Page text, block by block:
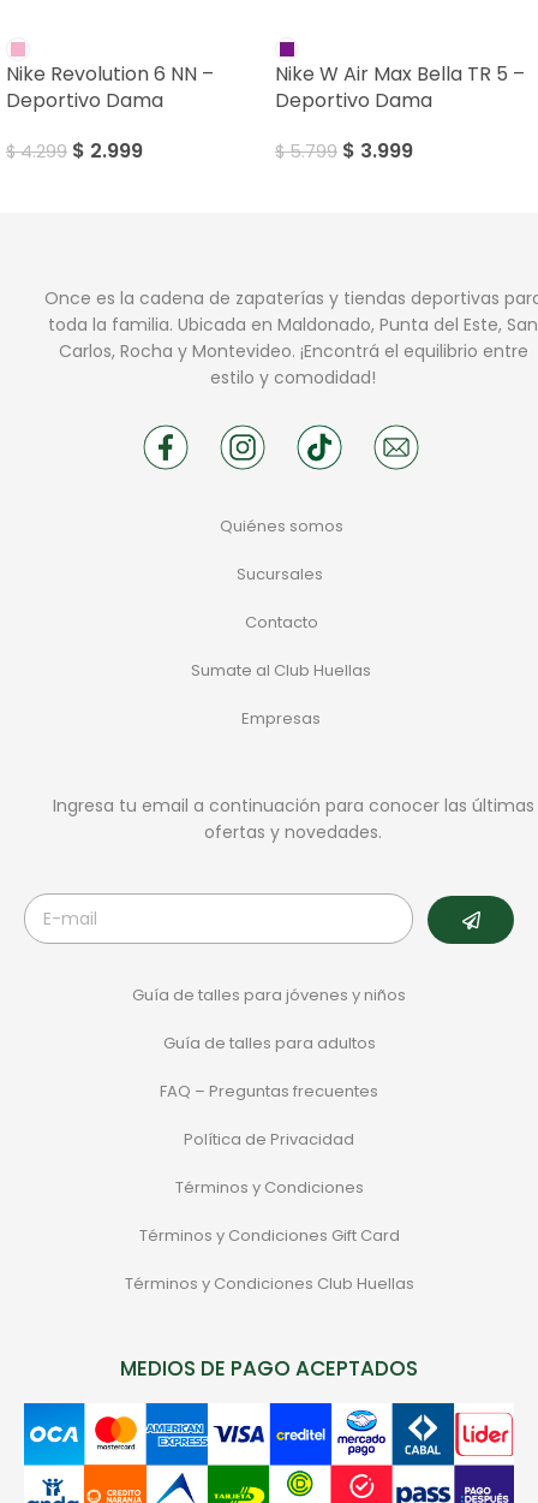
Nike Revolution 6 NN –
Deportivo Dama
$4.299 $ 2.999
Nike W Air Max Bella TR 5 –
Deportivo Dama
$5.799 $ 3.999
Once es la cadena de zapaterías y tiendas deportivas
toda la familia. Ubicada en Maldonado, Punta del Este, San
Carlos, Rocha y Montevideo. ¡Encontrá el equilibrio entre
estilo y comodidad!
Quiénes somos
Sucursales
Contacto
Sumate al Club Huellas
Empresas
Ingresa tu email a continuación para conocer las últimas
ofertas y novedades.
Guía de talles para jóvenes y niños
Guía de talles para adultos
FAQ – Preguntas frecuentes
Política de Privacidad
Términos y Condiciones
Términos y Condiciones Gift Card
Términos y Condiciones Club Huellas
MEDIOS DE PAGO ACEPTADOS